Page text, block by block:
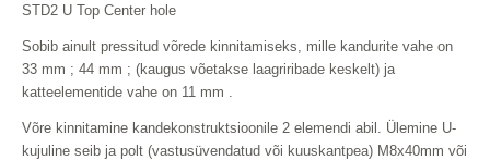
STD2 U Top Center hole
Sobib ainult pressitud võrede kinnitamiseks, mille kandurite vahe on
33 mm ; 44 mm ; (kaugus võetakse laagriribade keskelt) ja
katteelementide vahe on 11 mm .
Võre kinnitamine kandekonstruktsioonile 2 elemendi abil. Ülemine U-
kujuline seib ja polt (vastusüvendatud või kuuskantpea) M8x40mm või